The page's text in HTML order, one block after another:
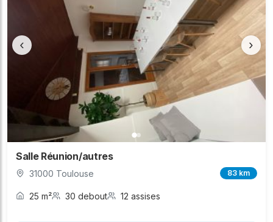
‹ ›
Salle Réunion/autres
31000 Toulouse 83 km
25 m² 30 debout 12 assises